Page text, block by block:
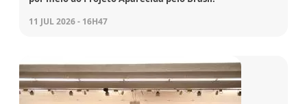
11 JUL 2026 - 16H47